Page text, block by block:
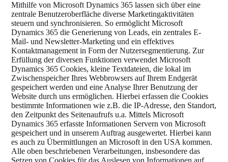
Mithilfe von Microsoft Dynamics 365 lassen sich über eine
zentrale Benutzeroberfläche diverse Marketingaktivitäten
steuern und synchronisieren. So ermöglicht Microsoft
Dynamics 365 die Generierung von Leads, ein zentrales E-
Mail- und Newsletter-Marketing und ein effektives
Kontaktmanagement in Form der Nutzersegmentierung. Zur
Erfüllung der diversen Funktionen verwendet Microsoft
Dynamics 365 Cookies, kleine Textdateien, die lokal im
Zwischenspeicher Ihres Webbrowsers auf Ihrem Endgerät
gespeichert werden und eine Analyse Ihrer Benutzung der
Website durch uns ermöglichen. Hierbei erfassen die Cookies
bestimmte Informationen wie z.B. die IP-Adresse, den Standort,
den Zeitpunkt des Seitenaufrufs u.a. Mittels Microsoft
Dynamics 365 erfasste Informationen Servern von Microsoft
gespeichert und in unserem Auftrag ausgewertet. Hierbei kann
es auch zu Übermittlungen an Microsoft in den USA kommen.
Alle oben beschriebenen Verarbeitungen, insbesondere das